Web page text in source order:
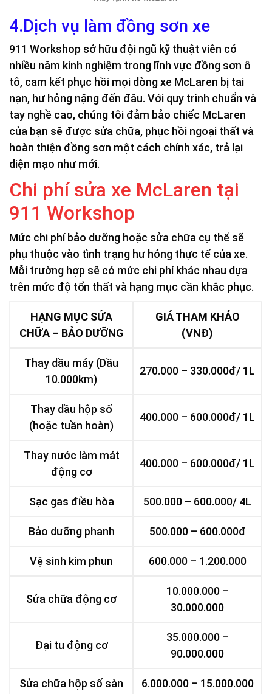
4.Dịch vụ làm đồng sơn xe
911 Workshop sở hữu đội ngũ kỹ thuật viên có
nhiều năm kinh nghiệm trong lĩnh vực đồng sơn ô
tô, cam kết phục hồi mọi dòng xe McLaren bị tai
nạn, hư hỏng nặng đến đâu. Với quy trình chuẩn và
tay nghề cao, chúng tôi đảm bảo chiếc McLaren
của bạn sẽ được sửa chữa, phục hồi ngoại thất và
hoàn thiện đồng sơn một cách chính xác, trả lại
diện mạo như mới.
Chi phí sửa xe McLaren tại
911 Workshop
Mức chi phí bảo dưỡng hoặc sửa chữa cụ thể sẽ
phụ thuộc vào tình trạng hư hỏng thực tế của xe.
Mỗi trường hợp sẽ có mức chi phí khác nhau dựa
trên mức độ tổn thất và hạng mục cần khắc phục.
HẠNG MỤC SỬA
CHỮA – BẢO DƯỠNG
GIÁ THAM KHẢO
(VNĐ)
Thay dầu máy (Dầu
10.000km)
270.000 – 330.000đ/ 1L
Thay dầu hộp số
(hoặc tuần hoàn)
400.000 – 600.000đ/ 1L
Thay nước làm mát
động cơ
400.000 – 600.000đ/ 1L
Sạc gas điều hòa 500.000 – 600.000/ 4L
Bảo dưỡng phanh 500.000 – 600.000đ
Vệ sinh kim phun 600.000 – 1.200.000
Sửa chữa động cơ
10.000.000 –
30.000.000
Đại tu động cơ
35.000.000 –
90.000.000
Sửa chữa hộp số sàn 6.000.000 – 15.000.000